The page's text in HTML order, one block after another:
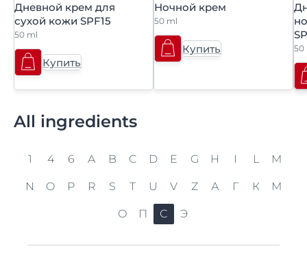
Дневной крем для
сухой кожи SPF15
50 ml
Купить
Ночной крем
50 ml
Купить 50
All ingredients
1 4 6 A B C D E G H I L M
N O P R S T U V Z А Г К М
О П С Э